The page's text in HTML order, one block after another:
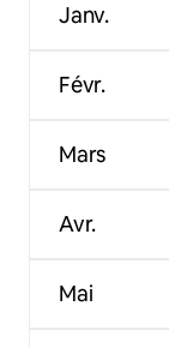
Janv.
Févr.
Mars
Avr.
Mai